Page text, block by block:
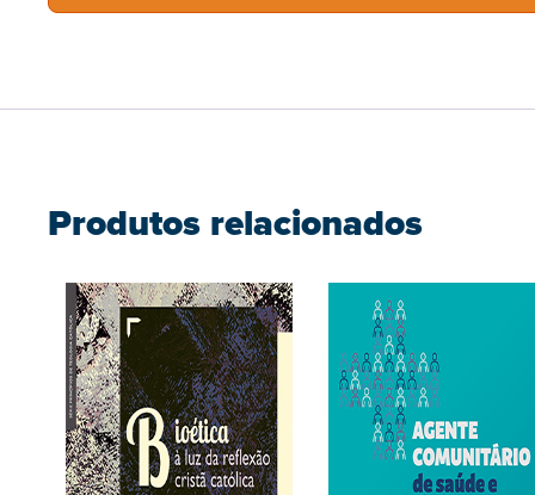
Produtos relacionados